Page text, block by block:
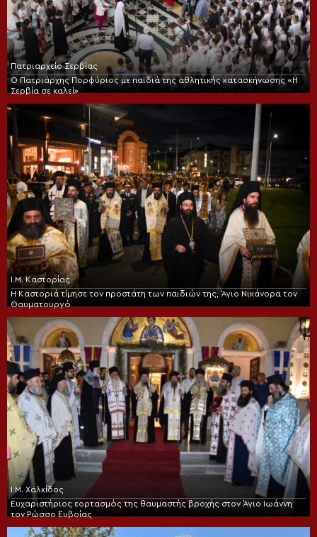
Πατριαρχείο Σερβίας
Ο Πατριάρχης Πορφύριος με παιδιά της αθλητικής κατασκήνωσης «Η
Σερβία σε καλεί»
Ι.Μ. Καστορίας
Η Καστοριά τίμησε τον προστάτη των παιδιών της, Άγιο Νικάνορα τον
Θαυματουργό
Ι.Μ. Χαλκίδος
Ευχαριστήριος εορτασμός της θαυμαστής βροχής στον Άγιο Ιωάννη
τον Ρώσσο Ευβοίας